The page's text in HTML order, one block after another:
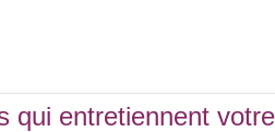
qui entretiennent